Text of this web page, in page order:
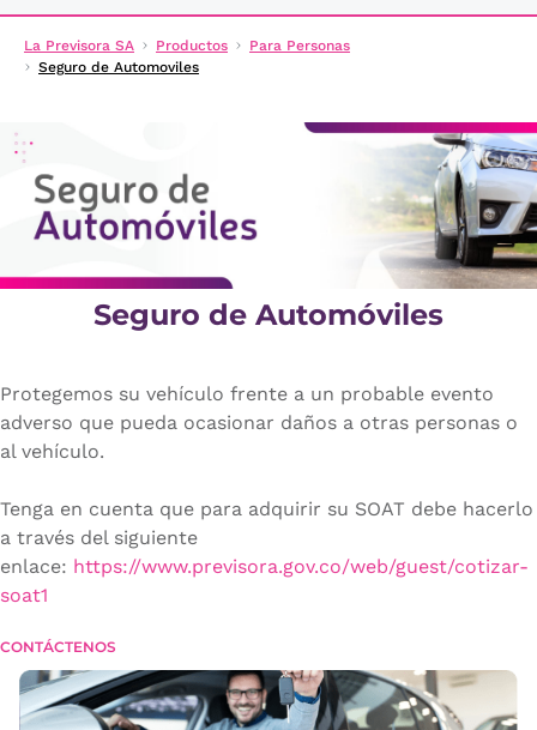
La Previsora SA Productos
Para Personas
Seguro de Automoviles
Seguro de Automóviles
Protegemos su vehículo frente a un probable evento
adverso que pueda ocasionar daños a otras personas o
al vehículo.
Tenga en cuenta que para adquirir su SOAT debe hacerlo
a través del siguiente
enlace: https://www.previsora.gov.co/web/guest/cotizar-
soat1
CONTÁCTENOS